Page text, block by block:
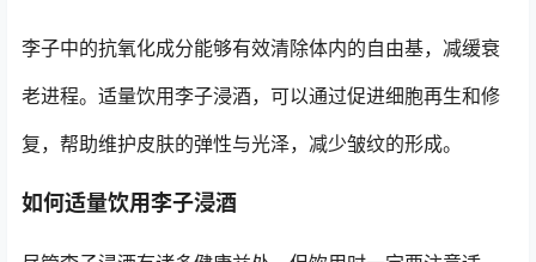
李子中的抗氧化成分能够有效清除体内的自由基，减缓衰
老进程。适量饮用李子浸酒，可以通过促进细胞再生和修
复，帮助维护皮肤的弹性与光泽，减少皱纹的形成。
如何适量饮用李子浸酒